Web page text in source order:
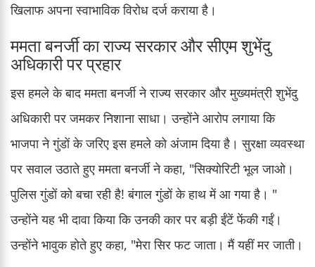
खिलाफ अपना स्वाभाविक विरोध दर्ज कराया है।
ममता बनर्जी का राज्य सरकार और सीएम शुभेंदु
अधिकारी पर प्रहार
इस हमले के बाद ममता बनर्जी ने राज्य सरकार और मुख्यमंत्री शुभेंदु
अधिकारी पर जमकर निशाना साधा। उन्होंने आरोप लगाया कि
भाजपा ने गुंडों के जरिए इस हमले को अंजाम दिया है। सुरक्षा व्यवस्था
पर सवाल उठाते हुए ममता बनर्जी ने कहा, "सिक्योरिटी भूल जाओ।
पुलिस गुंडों को बचा रही है! बंगाल गुंडों के हाथ में आ गया है। "
उन्होंने यह भी दावा किया कि उनकी कार पर बड़ी ईंटें फेंकी गईं।
उन्होंने भावुक होते हुए कहा, "मेरा सिर फट जाता। मैं यहीं मर जाती।